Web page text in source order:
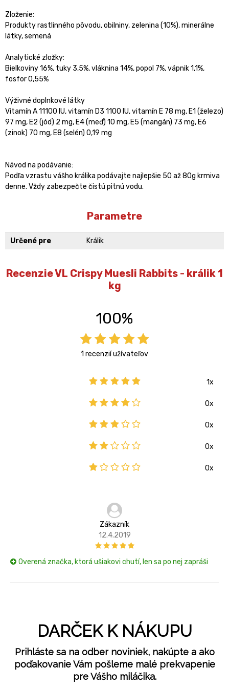
Zloženie:
Produkty rastlinného pôvodu, obilniny, zelenina (10%), minerálne
látky, semená
Analytické zložky:
Bielkoviny 16%, tuky 3,5%, vláknina 14%, popol 7%, vápnik 1,1%,
fosfor 0,55%
Výživné doplnkové látky
Vitamín A 11100 IU, vitamín D3 1100 IU, vitamín E 78 mg, E1 (železo)
97 mg, E2 (jód) 2 mg, E4 (meď) 10 mg, E5 (mangán) 73 mg, E6
(zinok) 70 mg, E8 (selén) 0,19 mg
Návod na podávanie:
Podľa vzrastu vášho králika podávajte najlepšie 50 až 80g krmiva
denne. Vždy zabezpečte čistú pitnú vodu.
Parametre
Určené pre Králik
Recenzie VL Crispy Muesli Rabbits - králik 1
kg
100%
1 recenzií užívateľov
1x
0x
0x
0x
0x
Zákazník
12.4.2019
Overená značka, ktorá ušiakovi chutí, len sa po nej zapráši
DARČEK K NÁKUPU
Prihláste sa na odber noviniek, nakúpte a ako
poďakovanie Vám pošleme malé prekvapenie
pre Vášho miláčika.